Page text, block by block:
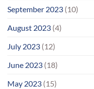
September 2023 (10)
August 2023 (4)
July 2023 (12)
June 2023 (18)
May 2023 (15)